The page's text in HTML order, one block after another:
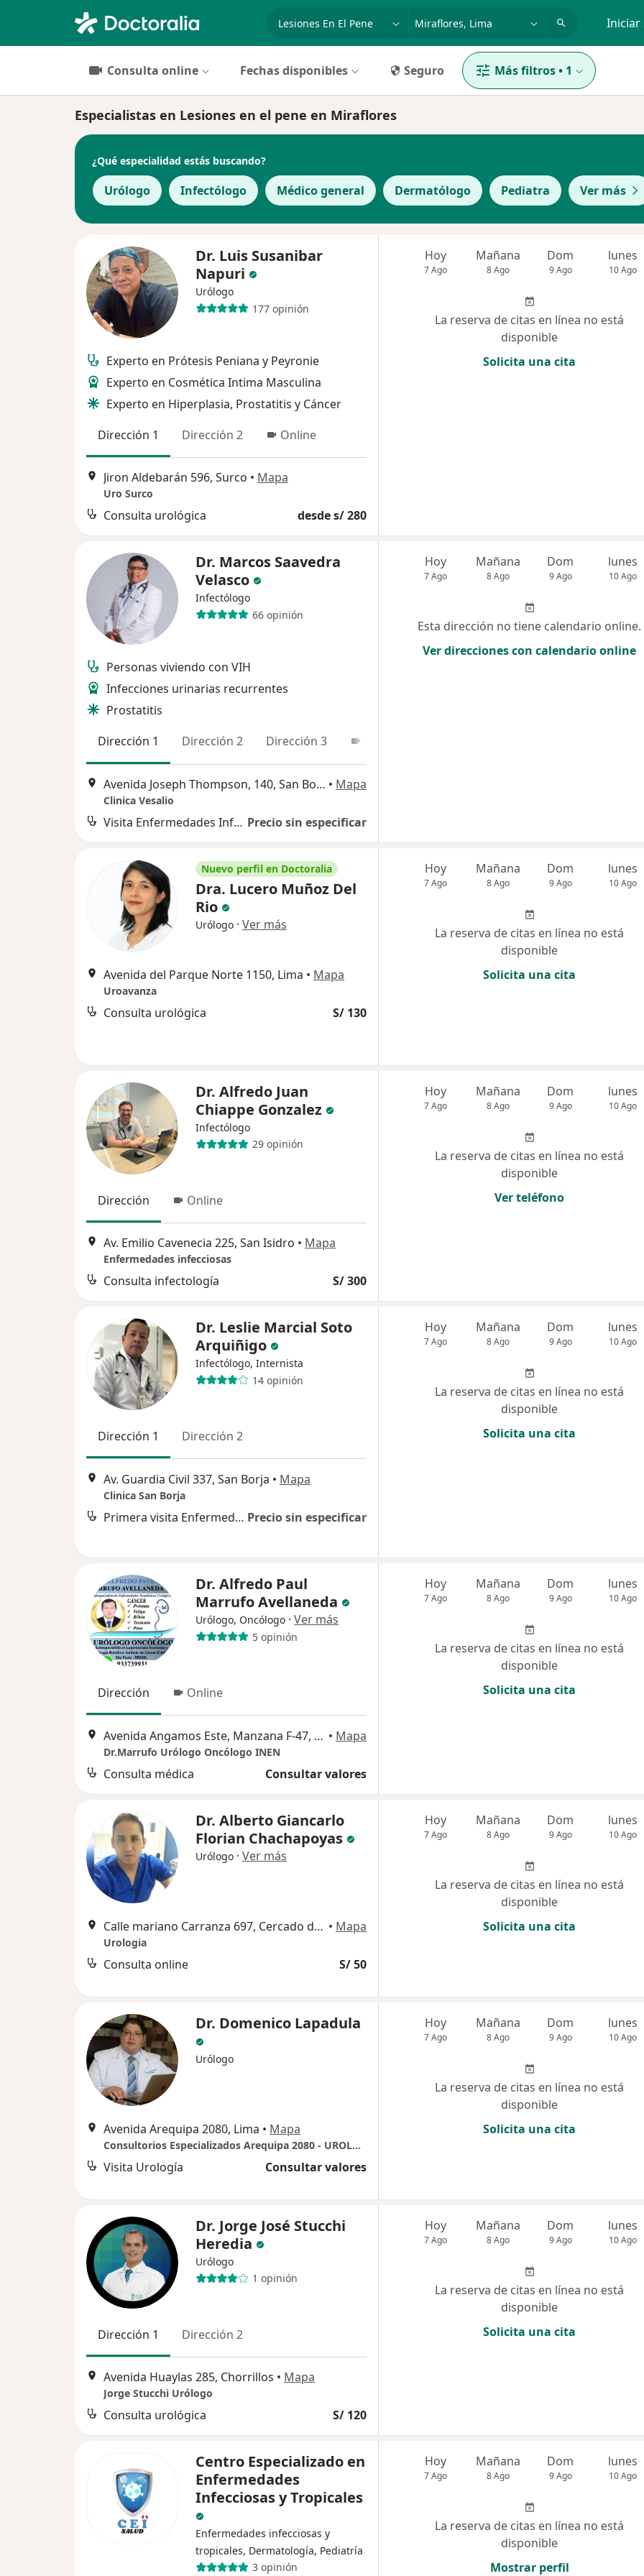
Iniciar
Consulta online Fechas disponibles Seguro Más filtros• 1
Especialistas en Lesiones en el pene en Miraflores
¿Qué especialidad estás buscando?
Urólogo Infectólogo Médico general Dermatólogo Pediatra Ver más
Dr. Luis Susanibar
Napuri
Urólogo
177 opinión
Experto en Prótesis Peniana y Peyronie
Experto en Cosmética Intima Masculina
Experto en Hiperplasia, Prostatitis y Cáncer
Dirección 1
Dirección 2 Online
Jiron Aldebarán 596, Surco • Mapa
Uro Surco
Consulta urológica desde s/ 280
Hoy
7 Ago
Mañana
8 Ago
Dom
9 Ago
lunes
10 Ago
La reserva de citas en línea no está
disponible
Solicita una cita
Dr. Marcos Saavedra
Velasco
Infectólogo
66 opinión
Personas viviendo con VIH
Infecciones urinarias recurrentes
Prostatitis
Dirección 1
Dirección 2 Dirección 3
Avenida Joseph Thompson, 140, San Borja • Mapa
Clinica Vesalio
Visita Enfermedades Infecciosas y Tropicales Precio sin especificar
Hoy
7 Ago
Mañana
8 Ago
Dom
9 Ago
lunes
10 Ago
Esta dirección no tiene calendario online.
Ver direcciones con calendario online
Nuevo perfil en Doctoralia
Dra. Lucero Muñoz Del
Rio
Urólogo · Ver más
Avenida del Parque Norte 1150, Lima • Mapa
Uroavanza
Consulta urológica S/ 130
Hoy
7 Ago
Mañana
8 Ago
Dom
9 Ago
lunes
10 Ago
La reserva de citas en línea no está
disponible
Solicita una cita
Dr. Alfredo Juan
Chiappe Gonzalez
Infectólogo
29 opinión
Dirección Online
Av. Emilio Cavenecia 225, San Isidro • Mapa
Enfermedades infecciosas
Consulta infectología S/ 300
Hoy
7 Ago
Mañana
8 Ago
Dom
9 Ago
lunes
10 Ago
La reserva de citas en línea no está
disponible
Ver teléfono
Dr. Leslie Marcial Soto
Arquiñigo
Infectólogo, Internista
14 opinión
Dirección 1 Dirección 2
Av. Guardia Civil 337, San Borja • Mapa
Clinica San Borja
Primera visita Enfermedades Infecciosas y Tropicales Precio sin especificar
Hoy
7 Ago
Mañana
8 Ago
Dom
9 Ago
lunes
10 Ago
La reserva de citas en línea no está
disponible
Solicita una cita
Dr. Alfredo Paul
Marrufo Avellaneda
Urólogo, Oncólogo · Ver más
5 opinión
Dirección Online
Avenida Angamos Este, Manzana F-47, San Borja., Surquillo • Mapa
Dr.Marrufo Urólogo Oncólogo INEN
Consulta médica Consultar valores
Hoy
7 Ago
Mañana
8 Ago
Dom
9 Ago
lunes
10 Ago
La reserva de citas en línea no está
disponible
Solicita una cita
Dr. Alberto Giancarlo
Florian Chachapoyas
Urólogo · Ver más
Calle mariano Carranza 697, Cercado de Lima • Mapa
Urologia
Consulta online S/ 50
Hoy
7 Ago
Mañana
8 Ago
Dom
9 Ago
lunes
10 Ago
La reserva de citas en línea no está
disponible
Solicita una cita
Dr. Domenico Lapadula
Urólogo
Avenida Arequipa 2080, Lima • Mapa
Consultorios Especializados Arequipa 2080 - UROLOGIA
Visita Urología Consultar valores
Hoy
7 Ago
Mañana
8 Ago
Dom
9 Ago
lunes
10 Ago
La reserva de citas en línea no está
disponible
Solicita una cita
Dr. Jorge José Stucchi
Heredia
Urólogo
1 opinión
Dirección 1 Dirección 2
Avenida Huaylas 285, Chorrillos • Mapa
Jorge Stucchi Urólogo
Consulta urológica S/ 120
Hoy
7 Ago
Mañana
8 Ago
Dom
9 Ago
lunes
10 Ago
La reserva de citas en línea no está
disponible
Solicita una cita
Centro Especializado en
Enfermedades
Infecciosas y Tropicales
Enfermedades infecciosas y
tropicales, Dermatología, Pediatría
3 opinión
Hoy
7 Ago
Mañana
8 Ago
Dom
9 Ago
lunes
10 Ago
La reserva de citas en línea no está
disponible
Mostrar perfil